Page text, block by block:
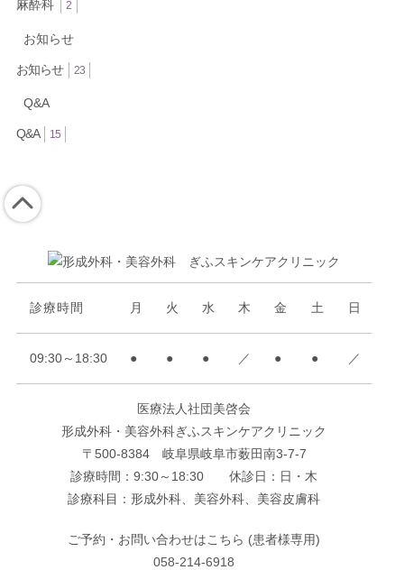
麻酔科 2
お知らせ
お知らせ 23
Q&A
Q&A 15
診療時間 月 火 水 木 金 土 日
09:30～18:30 ● ● ● ／ ● ● ／
医療法人社団美啓会
形成外科・美容外科ぎふスキンケアクリニック
〒500-8384 岐阜県岐阜市薮田南3-7-7
診療時間：9:30～18:30 休診日：日・木
診療科目：形成外科、美容外科、美容皮膚科
ご予約・お問い合わせはこちら (患者様専用)
058-214-6918